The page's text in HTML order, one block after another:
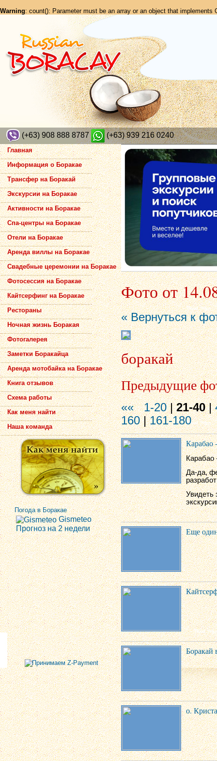
Warning: count(): Parameter must be an array or an object that implements
(+63) 908 888 8787 (+63) 939 216 0240
Главная
Информация о Боракае
Трансфер на Боракай
Экскурсии на Боракае
Активности на Боракае
Спа-центры на Боракае
Отели на Боракае
Аренда виллы на Боракае
Свадебные церемонии на Боракае
Фотосессия на Боракае
Кайтсерфинг на Боракае
Рестораны
Ночная жизнь Боракая
Фотогалерея
Заметки Боракайца
Аренда мотобайка на Боракае
Книга отзывов
Схема работы
Как меня найти
Наша команда
Погода в Боракае
Gismeteo
Прогноз на 2 недели
Фото от
« Вернуться к
боракай
Предыдущие
«« 1-20|21-40|
160|161-180
Карабао
Карабао
Да-да,
Увидеть
Еще
Боракай
о.